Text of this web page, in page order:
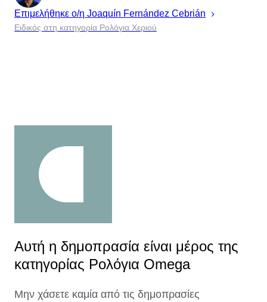
Επιμελήθηκε ο/η Joaquín Fernández Cebrián
Ειδικός στη κατηγορία Ρολόγια Χεριού
Αυτή η δημοπρασία είναι μέρος της
κατηγορίας Ρολόγια Omega
Μην χάσετε καμία από τις δημοπρασίες